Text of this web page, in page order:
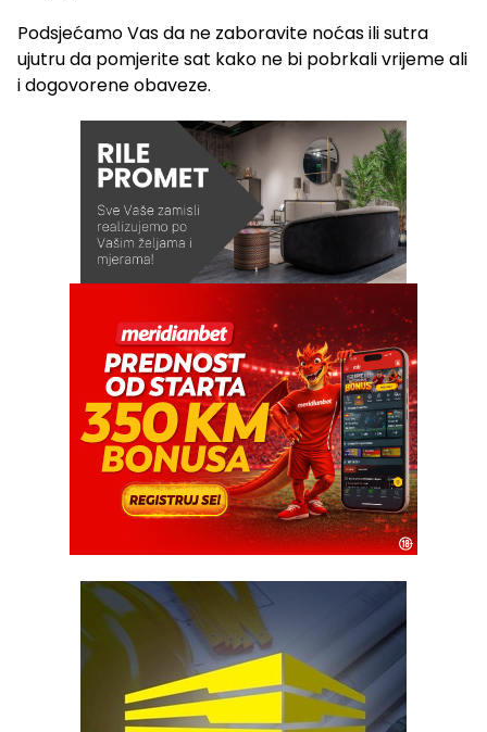
Podsjećamo Vas da ne zaboravite noćas ili sutra
ujutru da pomjerite sat kako ne bi pobrkali vrijeme ali
i dogovorene obaveze.